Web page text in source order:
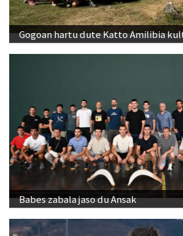
Gogoan hartu dute Katto Amilibia
Babes zabala jaso du Ansak